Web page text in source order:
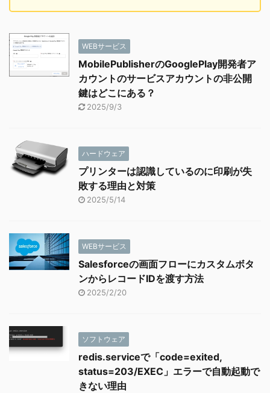
WEBサービス
MobilePublisherのGooglePlay開発者ア
カウントのサービスアカウントの非公開
鍵はどこにある？
2025/9/3
ハードウェア
プリンターは認識しているのに印刷が失
敗する理由と対策
2025/5/14
WEBサービス
Salesforceの画面フローにカスタムボタ
ンからレコードIDを渡す方法
2025/2/20
ソフトウェア
redis.serviceで「code=exited,
status=203/EXEC」エラーで自動起動で
きない理由